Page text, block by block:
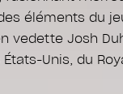
éléments du
vedette Josh
Unis, du